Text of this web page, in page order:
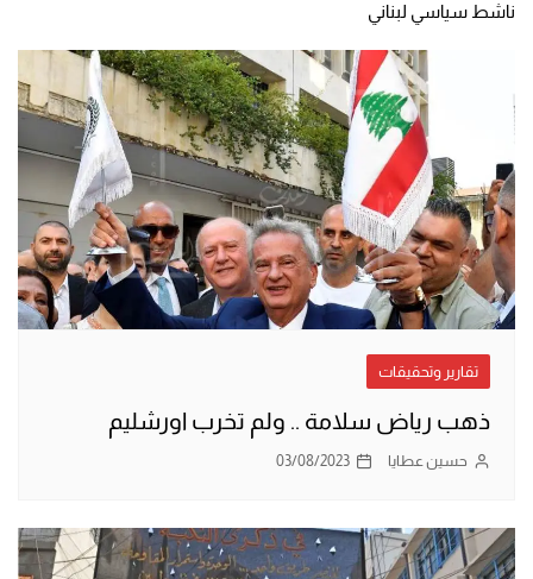
ناشط سياسي لبناني
تقارير وتحقيقات
ذهب رياض سلامة .. ولم تخرب اورشليم
حسين عطايا 03/08/2023